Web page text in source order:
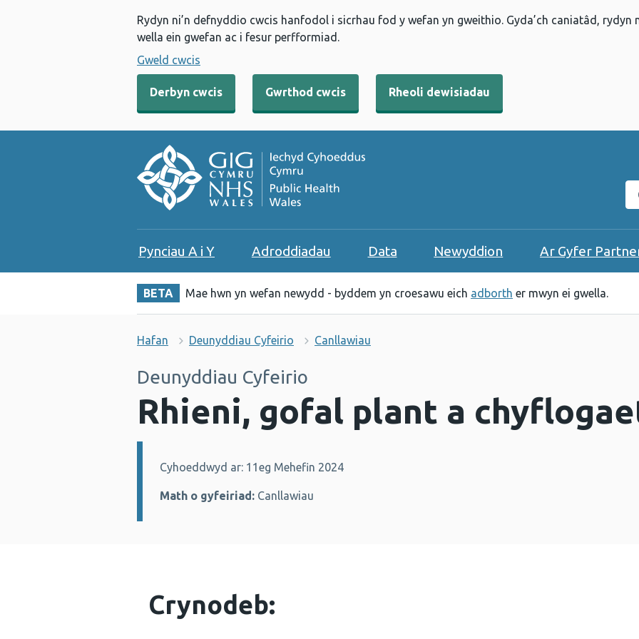
Rydyn ni’n defnyddio cwcis hanfodol i sicrhau fod y wefan yn gweithio. Gyda’ch caniatâd,
wella ein gwefan ac i fesur perfformiad.
Gweld cwcis
Derbyn cwcis Gwrthod cwcis Rheoli dewisiadau
Pynciau A i Y Adroddiadau Data Newyddion Ar Gyfer
BETA Mae hwn yn wefan newydd - byddem yn croesawu eich adborth er mwyn ei gwella.
Hafan Deunyddiau Cyfeirio Canllawiau
Deunyddiau Cyfeirio
Rhieni, gofal plant a
Manylion:
Cyhoeddwyd ar: 11eg Mehefin 2024
Math o gyfeiriad: Canllawiau
Crynodeb: